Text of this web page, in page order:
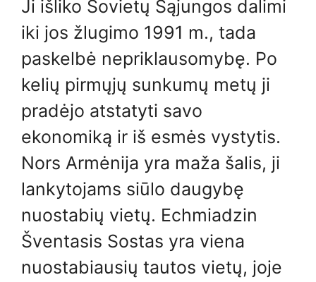
Ji išliko Sovietų Sąjungos dalimi
iki jos žlugimo 1991 m., tada
paskelbė nepriklausomybę. Po
kelių pirmųjų sunkumų metų ji
pradėjo atstatyti savo
ekonomiką ir iš esmės vystytis.
Nors Armėnija yra maža šalis, ji
lankytojams siūlo daugybę
nuostabių vietų. Echmiadzin
Šventasis Sostas yra viena
nuostabiausių tautos vietų, joje